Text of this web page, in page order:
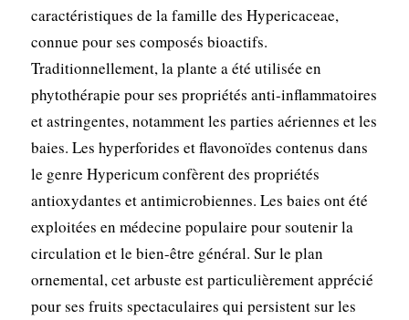
caractéristiques de la famille des Hypericaceae,
connue pour ses composés bioactifs.
Traditionnellement, la plante a été utilisée en
phytothérapie pour ses propriétés anti-inflammatoires
et astringentes, notamment les parties aériennes et les
baies. Les hyperforides et flavonoïdes contenus dans
le genre Hypericum confèrent des propriétés
antioxydantes et antimicrobiennes. Les baies ont été
exploitées en médecine populaire pour soutenir la
circulation et le bien-être général. Sur le plan
ornemental, cet arbuste est particulièrement apprécié
pour ses fruits spectaculaires qui persistent sur les